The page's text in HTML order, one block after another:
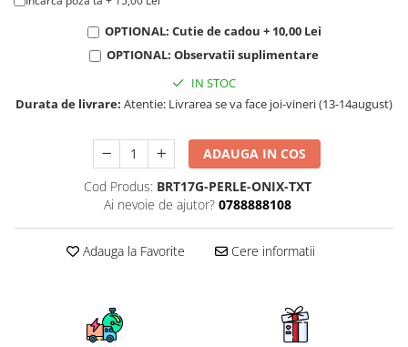
KIA
Chei auto
Echipe de fotbal
Brelocuri cu mesaje amuzante
Cadouri pentru parinti de Craciun
1 an
OPTIONAL: Cutie de cadou + 10,00 Lei
OPTIONAL: Observatii suplimentare
IN STOC
Durata de livrare: Atentie: Livrarea se va face joi-vineri (13-14august)
ADAUGA IN COS
Cod Produs: BRT17G-PERLE-ONIX-TXT
Ai nevoie de ajutor? 0788888108
Adauga la Favorite Cere informatii